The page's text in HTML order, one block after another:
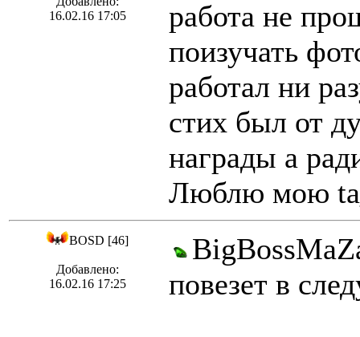
16.02.16 17:05
работа не
поизучать
работал ни
стих был от
награды а
Люблю мою
BOSD [46]
Добавлено:
16.02.16 17:25
повезет в